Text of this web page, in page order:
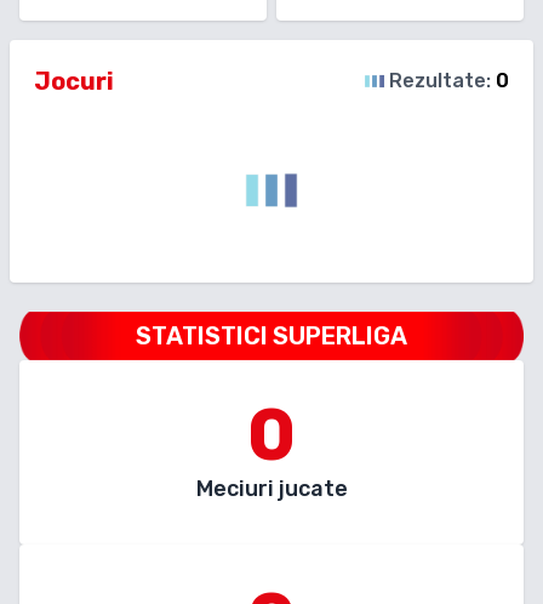
Jocuri Rezultate: 0
STATISTICI SUPERLIGA
0
Meciuri jucate